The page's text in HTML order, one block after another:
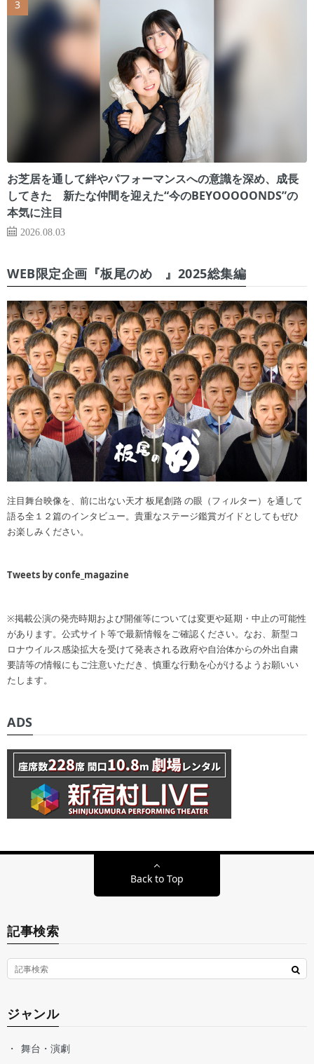
お芝居を通して絆やパフォーマンスへの意識を深め、成長
してきた 新たな仲間を迎えた“今のBEYOOOOONDS”の
本気に注目
2026.08.03
WEB限定企画『板尾のめ゙』2025総集編
注目舞台映像を、前に出ない天才 板尾創路 の眼（フィルター）を通して
語る全１２篇のインタビュー。貴重なステージ鑑賞ガイドとしてもぜひ
お楽しみください。
Tweets by confe_magazine
※掲載公演の発売時期および開催等については変更や延期・中止の可能性
があります。公式サイト等で最新情報をご確認ください。なお、新型コ
ロナウイルス感染拡大を受けて発表される政府や自治体からの外出自粛
要請等の情報にもご注意いただき、慎重な行動を心がけるようお願いい
たします。
ADS
Back to Top
記事検索
ジャンル
舞台・演劇